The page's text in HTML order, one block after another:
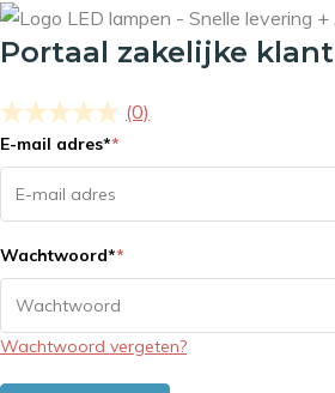
Portaal zakelijke klant
(0)
E-mail adres**
Wachtwoord**
Wachtwoord vergeten?